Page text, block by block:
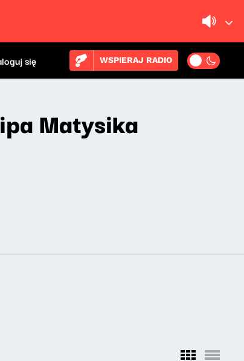
się WSPIERAJ RADIO
Matysika